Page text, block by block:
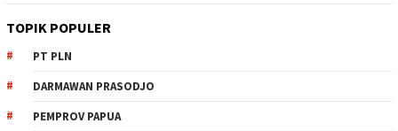
TOPIK POPULER
PT PLN
DARMAWAN PRASODJO
PEMPROV PAPUA